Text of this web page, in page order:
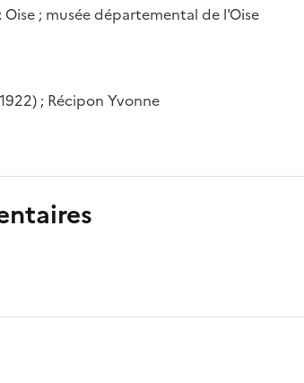
; musée départemental de l'Oise
; Récipon Yvonne